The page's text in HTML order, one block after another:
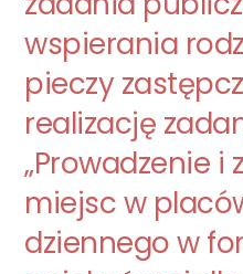
wspierania
pieczy
realizację
„Prowadzenie i
miejsc w
dziennego w